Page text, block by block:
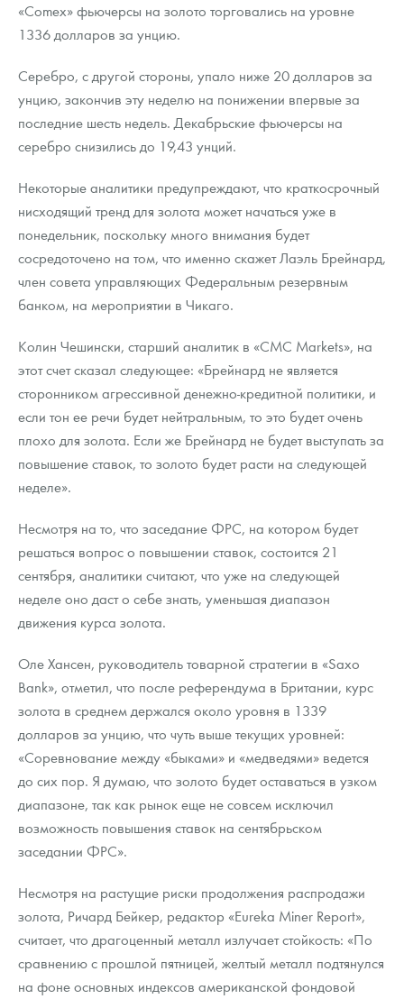
Флот: ледоколы и корабли
Ювелирные изделия
Русская нумизматика
Золотая карманная галерея
Наборы подарочных и коллекционных монет
Монеты и жетоны из недрагоценных металлов
Книги по нумизматике
Политика конфиденциальности
Положение по обработке и защите персональных данных
«Comex» фьючерсы на золото торговались на уровне
1336 долларов за унцию.
Серебро, с другой стороны, упало ниже 20 долларов за
унцию, закончив эту неделю на понижении впервые за
последние шесть недель. Декабрьские фьючерсы на
серебро снизились до 19,43 унций.
Некоторые аналитики предупреждают, что краткосрочный
нисходящий тренд для золота может начаться уже в
понедельник, поскольку много внимания будет
сосредоточено на том, что именно скажет Лаэль Брейнард,
член совета управляющих Федеральным резервным
банком, на мероприятии в Чикаго.
Колин Чешински, старший аналитик в «CMC Markets», на
этот счет сказал следующее: «Брейнард не является
сторонником агрессивной денежно-кредитной политики, и
если тон ее речи будет нейтральным, то это будет очень
плохо для золота. Если же Брейнард не будет выступать за
повышение ставок, то золото будет расти на следующей
неделе».
Несмотря на то, что заседание ФРС, на котором будет
решаться вопрос о повышении ставок, состоится 21
сентября, аналитики считают, что уже на следующей
неделе оно даст о себе знать, уменьшая диапазон
движения курса золота.
Оле Хансен, руководитель товарной стратегии в «Saxo
Bank», отметил, что после референдума в Британии, курс
золота в среднем держался около уровня в 1339
долларов за унцию, что чуть выше текущих уровней:
«Соревнование между «быками» и «медведями» ведется
до сих пор. Я думаю, что золото будет оставаться в узком
диапазоне, так как рынок еще не совсем исключил
возможность повышения ставок на сентябрьском
заседании ФРС».
Несмотря на растущие риски продолжения распродажи
золота, Ричард Бейкер, редактор «Eureka Miner Report»,
считает, что драгоценный металл излучает стойкость: «По
сравнению с прошлой пятницей, желтый металл подтянулся
на фоне основных индексов американской фондовой